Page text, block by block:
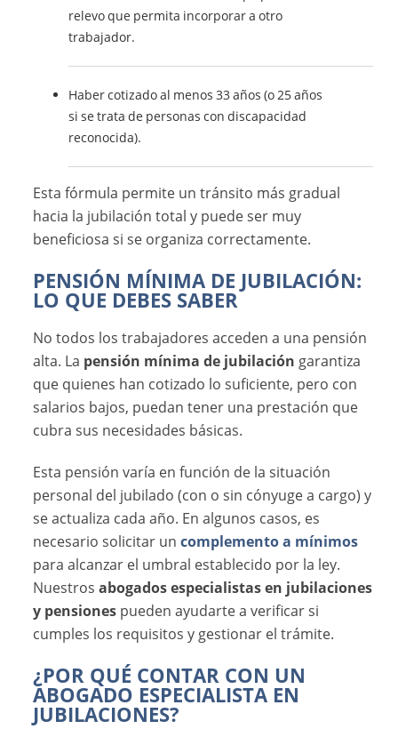
relevo que permita incorporar a otro
trabajador.
Haber cotizado al menos 33 años (o 25 años
si se trata de personas con discapacidad
reconocida).
Esta fórmula permite un tránsito más gradual
hacia la jubilación total y puede ser muy
beneficiosa si se organiza correctamente.
PENSIÓN MÍNIMA DE JUBILACIÓN:
LO QUE DEBES SABER
No todos los trabajadores acceden a una pensión
alta. La pensión mínima de jubilación garantiza
que quienes han cotizado lo suficiente, pero con
salarios bajos, puedan tener una prestación que
cubra sus necesidades básicas.
Esta pensión varía en función de la situación
personal del jubilado (con o sin cónyuge a cargo) y
se actualiza cada año. En algunos casos, es
necesario solicitar uncomplemento a mínimos
para alcanzar el umbral establecido por la ley.
Nuestrosabogados especialistas en jubilaciones
y pensiones pueden ayudarte a verificar si
cumples los requisitos y gestionar el trámite.
¿POR QUÉ CONTAR CON UN
ABOGADO ESPECIALISTA EN
JUBILACIONES?